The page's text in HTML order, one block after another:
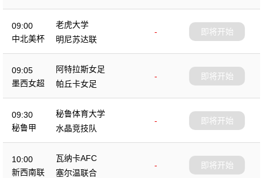
09:00
中北美杯
老虎大学
-
明尼苏达联
即将开始
09:05
墨西女超
阿特拉斯女足
-
帕丘卡女足
即将开始
09:30
秘鲁甲
秘鲁体育大学
-
水晶竞技队
即将开始
10:00
新西南联
瓦纳卡AFC
-
塞尔温联合
即将开始